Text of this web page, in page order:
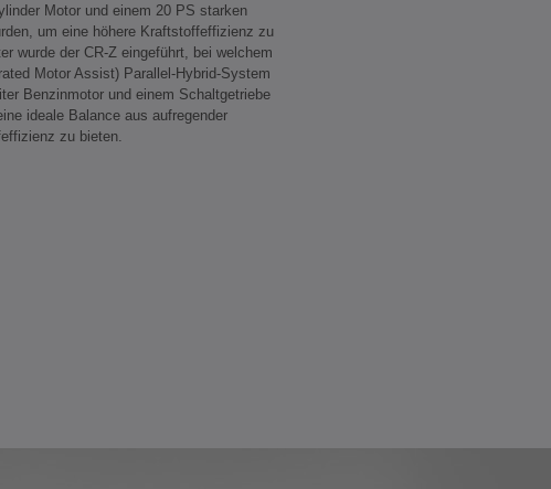
Motor und einem 20 PS starken
um eine höhere Kraftstoffeffizienz zu
wurde der CR-Z eingeführt, bei welchem
Motor Assist) Parallel-Hybrid-System
Benzinmotor und einem Schaltgetriebe
ideale Balance aus aufregender
zu bieten.